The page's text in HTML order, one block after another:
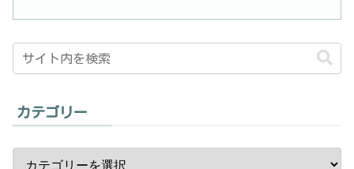
カテゴリー